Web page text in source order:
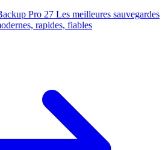
Pro 27 Les meilleures sauvegardes
rapides, fiables